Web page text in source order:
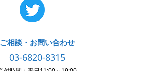
ご相談・お問い合わせ
03-6820-8315